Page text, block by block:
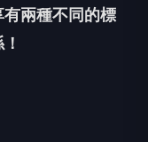
兩種不同的標